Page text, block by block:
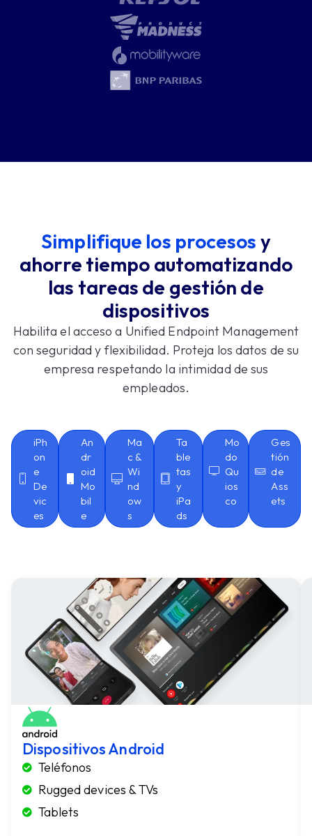
Simplifique los procesos y
ahorre tiempo automatizando
las tareas de gestión de
dispositivos
Habilita el acceso a Unified Endpoint Management
con seguridad y flexibilidad. Proteja los datos de su
empresa respetando la intimidad de sus
empleados.
iPh
on
e
De
vic
es
An
dr
oid
Mo
bil
e
Ma
c &
Wi
nd
ow
s
Ta
ble
tas
y
iPa
ds
Mo
do
Qu
ios
co
Ges
tión
de
Ass
ets
Dispositivos Android
Teléfonos
Rugged devices & TVs
Tablets